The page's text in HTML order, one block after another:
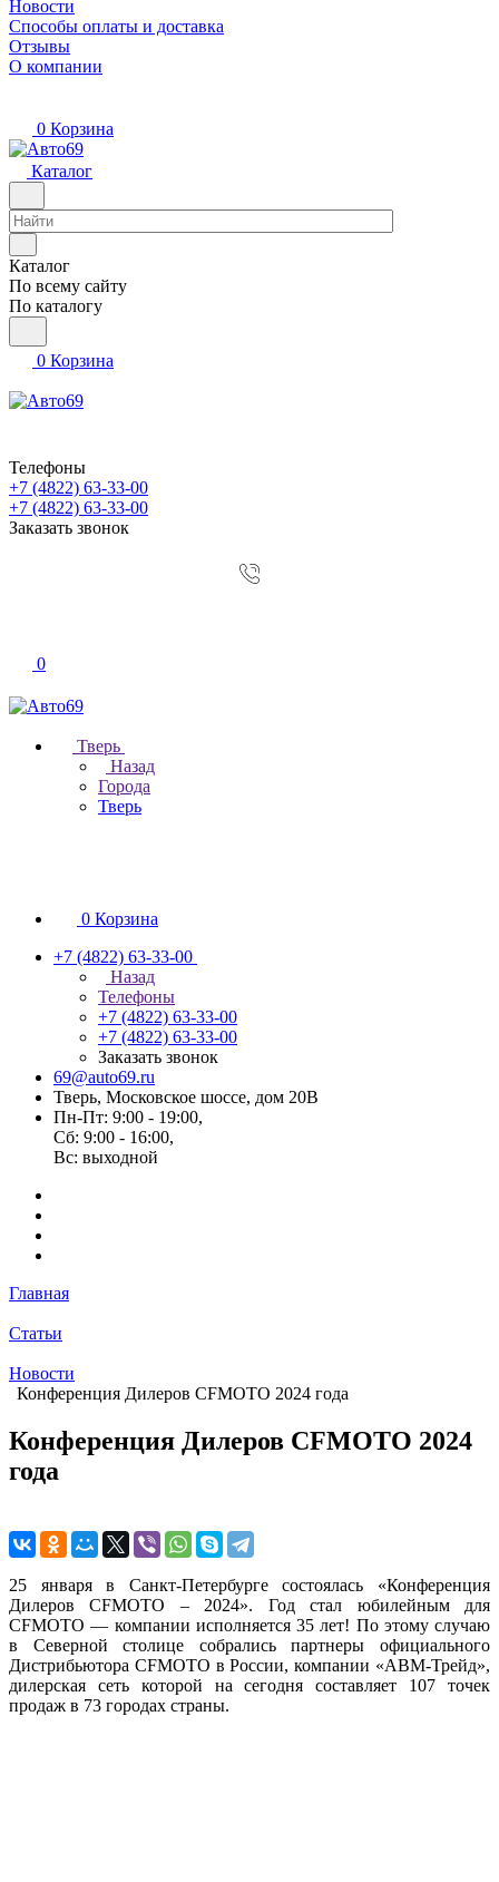
Новости
Способы оплаты и доставка
Отзывы
О компании
0 Корзина
Каталог
Каталог
По всему сайту
По каталогу
0 Корзина
Телефоны
+7 (4822) 63-33-00
+7 (4822) 63-33-00
Заказать звонок
0
Тверь
Назад
Города
Тверь
0 Корзина
+7 (4822) 63-33-00
Назад
Телефоны
+7 (4822) 63-33-00
+7 (4822) 63-33-00
Заказать звонок
69@auto69.ru
Тверь, Московское шоссе, дом 20В
Пн-Пт: 9:00 - 19:00,
Сб: 9:00 - 16:00,
Вс: выходной
Главная
Статьи
Новости
Конференция Дилеров CFMOTO 2024 года
Конференция Дилеров CFMOTO 2024
года
25 января в Санкт-Петербурге состоялась «Конференция
Дилеров CFMOTO – 2024». Год стал юбилейным для
CFMOTO — компании исполняется 35 лет! По этому случаю
в Северной столице собрались партнеры официального
Дистрибьютора CFMOTO в России, компании «АВМ-Трейд»,
дилерская сеть которой на сегодня составляет 107 точек
продаж в 73 городах страны.